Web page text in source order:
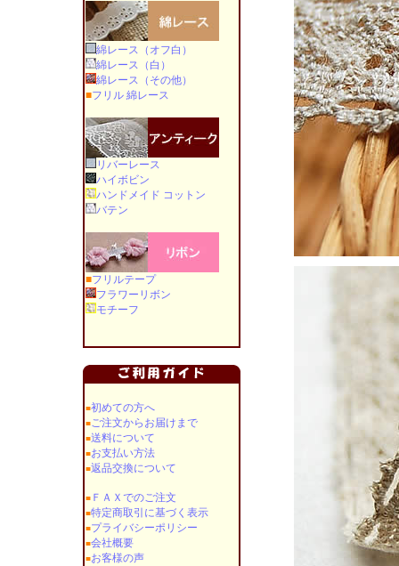
綿レース（オフ白）
綿レース（白）
綿レース（その他）
■フリル 綿レース
リバーレース
ハイボビン
ハンドメイド コットン
バテン
■フリルテープ
フラワーリボン
モチーフ
■初めての方へ
■ご注文からお届けまで
■送料について
■お支払い方法
■返品交換について
■ＦＡＸでのご注文
■特定商取引に基づく表示
■プライバシーポリシー
■会社概要
■お客様の声